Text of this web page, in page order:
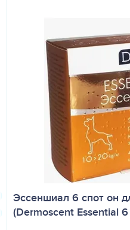
Эссеншиал 6 спот он
(Dermoscent Essential